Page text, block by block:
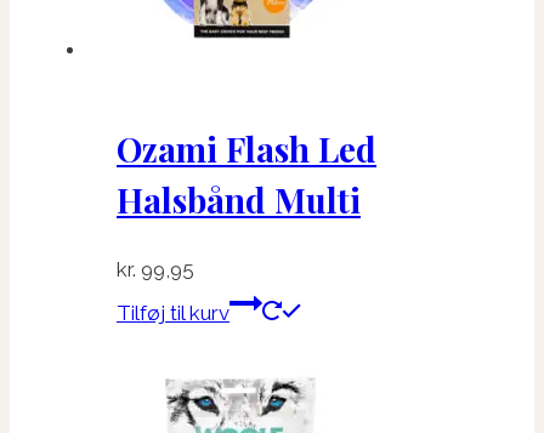
Ozami Flash Led
Halsbånd Multi
kr. 99,95
Tilføj til kurv